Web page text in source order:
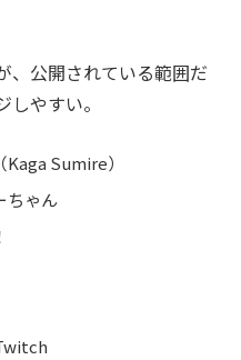
、公開されている範囲だ
やすい。
Sumire）
ちゃん